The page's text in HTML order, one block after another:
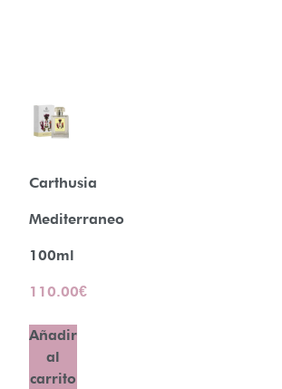
Carthusia
Mediterraneo
100ml
110.00€
Añadir
al
carrito